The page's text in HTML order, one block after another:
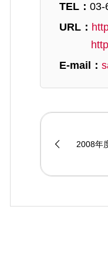
TEL：
URL：
E-mail：
2008年